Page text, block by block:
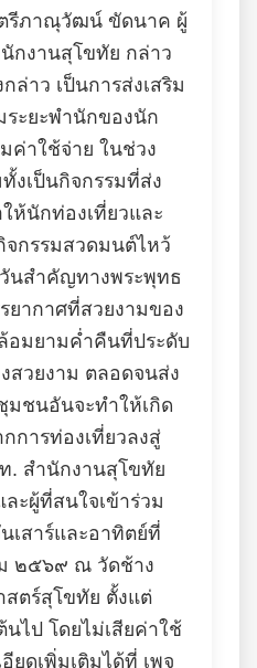
รีภาณุวัฒน์ ขัดนาค ผู้
กงานสุโขทัย กล่าว
ล่าว เป็นการส่งเสริม
ระยะพำนักของนัก
ค่าใช้จ่าย ในช่วง
งเป็นกิจกรรมที่ส่ง
ห้นักท่องเที่ยวและ
กรรมสวดมนต์ไหว้
นสำคัญทางพระพุทธ
ยากาศที่สวยงามของ
อมยามค่ำคืนที่ประดับ
สวยงาม ตลอดจนส่ง
มชนอันจะทำให้เกิด
การท่องเที่ยวลงสู่
สำนักงานสุโขทัย
ะผู้ที่สนใจเข้าร่วม
เสาร์และอาทิตย์ที่
๒๕๖๙ ณ วัดช้าง
ตร์สุโขทัย ตั้งแต่
ไป โดยไม่เสียค่าใช้
ยดเพิ่มเติมได้ที่ เพจ